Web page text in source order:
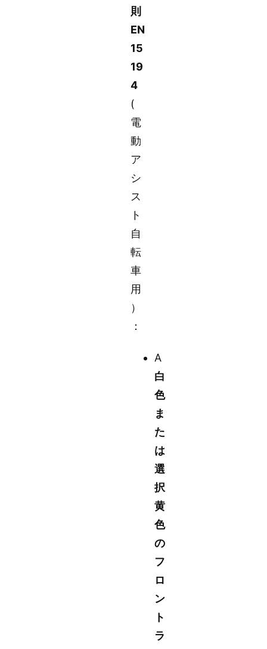
則
EN
15
19
4
(
電
動
ア
シ
ス
ト
自
転
車
用
）
：
A
白
色
ま
た
は
選
択
黄
色
の
フ
ロ
ン
ト
ラ